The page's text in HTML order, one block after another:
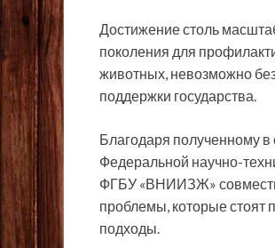
Достижение столь
поколения для
животных, невозможно
поддержки государства.
Благодаря полученному в
Федеральной научно-
ФГБУ «ВНИИЗЖ»
проблемы, которые стоят
подходы.